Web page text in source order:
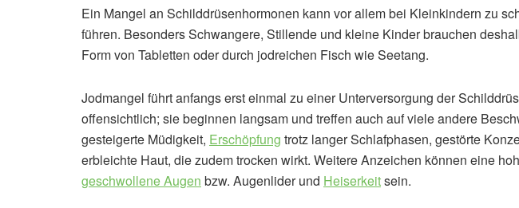
Ein Mangel an Schilddrüsenhormonen kann vor allem bei Kleinkindern zu
führen. Besonders Schwangere, Stillende und kleine Kinder brauchen
Form von Tabletten oder durch jodreichen Fisch wie Seetang.
Jodmangel führt anfangs erst einmal zu einer Unterversorgung der
offensichtlich; sie beginnen langsam und treffen auch auf viele andere
gesteigerte Müdigkeit, Erschöpfung trotz langer Schlafphasen, gestörte
erbleichte Haut, die zudem trocken wirkt. Weitere Anzeichen können eine
geschwollene Augen bzw. Augenlider und Heiserkeitsein.